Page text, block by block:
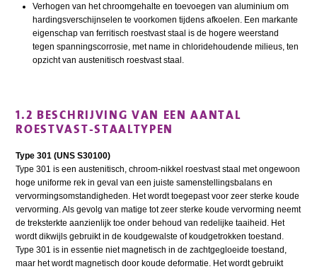
Verhogen van het chroomgehalte en toevoegen van aluminium om
hardingsverschijnselen te voorkomen tijdens afkoelen. Een markante
eigenschap van ferritisch roestvast staal is de hogere weerstand
tegen spanningscorrosie, met name in chloridehoudende milieus, ten
opzicht van austenitisch roestvast staal.
1.2 BESCHRIJVING VAN EEN AANTAL
ROESTVAST-STAALTYPEN
Type 301 (UNS S30100)
Type 301 is een austenitisch, chroom-nikkel roestvast staal met ongewoon
hoge uniforme rek in geval van een juiste samenstellingsbalans en
vervormingsomstandigheden. Het wordt toegepast voor zeer sterke koude
vervorming. Als gevolg van matige tot zeer sterke koude vervorming neemt
de treksterkte aanzienlijk toe onder behoud van redelijke taaiheid. Het
wordt dikwijls gebruikt in de koudgewalste of koudgetrokken toestand.
Type 301 is in essentie niet magnetisch in de zachtgegloeide toestand,
maar het wordt magnetisch door koude deformatie. Het wordt gebruikt